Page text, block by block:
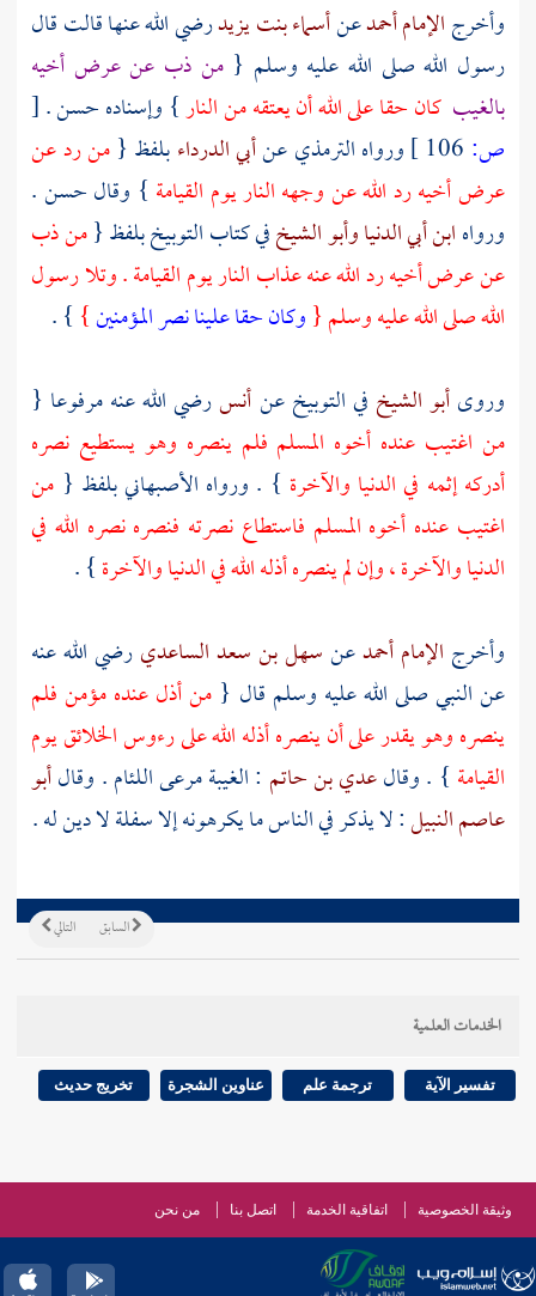
وأخرجالإمام أحمدعنأسماء بنت يزيدرضي الله عنها قالت قال
رسول الله صلى الله عليه وسلم {من ذب عن عرض أخيه
بالغيب كان حقا على الله أن يعتقه من النار} وإسناده حسن .[
ص:
ورواهالترمذيعنأبي الدرداءبلفظ {من رد عن
عرض أخيه رد الله عن وجهه النار يوم القيامة } وقال حسن .
ورواهابن أبي الدنياوأبو الشيخفي كتاب التوبيخ بلفظ {من ذب
عن عرض أخيه رد الله عنه عذاب النار يوم القيامة . وتلا رسول
الله صلى الله عليه وسلم {وكان حقا علينا نصر المؤمنين}
} .
وروىأبو الشيخ في التوبيخ عنأنسرضي الله عنه مرفوعا {
من اغتيب عنده أخوه المسلم فلم ينصره وهو يستطيع نصره
أدركه إثمه في الدنيا والآخرة } . ورواه الأصبهانيبلفظ { من
اغتيب عنده أخوه المسلم فاستطاع نصرته فنصره نصره الله في
الدنيا والآخرة ، وإن لم ينصره أذله الله في الدنيا والآخرة} .
وأخرج الإمام أحمدعنسهل بن سعد الساعديرضي الله عنه
عن النبي صلى الله عليه وسلم قال { من أذل عنده مؤمن فلم
ينصره وهو يقدر على أن ينصره أذله الله على رءوس الخلائق يوم
القيامة } . وقالعدي بن حاتم : الغيبة مرعى اللئام . وقالأبو
عاصم النبيل: لا يذكر في الناس ما يكرهونه إلا سفلة لا دين له .
التالي السابق
الخدمات العلمية
تفسير الآية ترجمة علم عناوين الشجرة تخريج حديث
وثيقة الخصوصية اتفاقية الخدمة اتصل بنا من نحن